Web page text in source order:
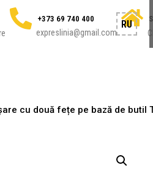
+373 69 740 400
expreslinia@gmail.com
RU
cu două fețe pe bază de butil